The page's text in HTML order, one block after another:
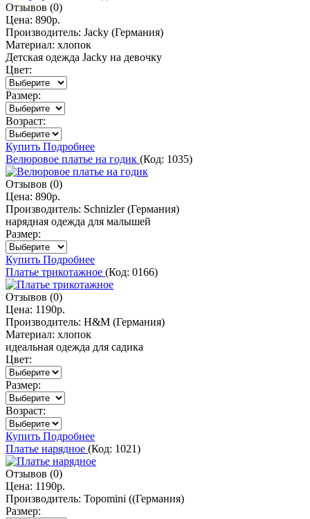
Отзывов (0)
Цена: 890р.
Производитель: Jacky (Германия)
Материал: хлопок
Детская одежда Jacky на девочку
Цвет:
Размер:
Возраст:
Купить Подробнее
Велюровое платье на годик (Код: 1035)
Отзывов (0)
Цена: 890р.
Производитель: Schnizler (Германия)
нарядная одежда для малышей
Размер:
Купить Подробнее
Платье трикотажное (Код: 0166)
Отзывов (0)
Цена: 1190р.
Производитель: H&M (Германия)
Материал: хлопок
идеальная одежда для садика
Цвет:
Размер:
Возраст:
Купить Подробнее
Платье нарядное (Код: 1021)
Отзывов (0)
Цена: 1190р.
Производитель: Topomini ((Германия)
Размер: